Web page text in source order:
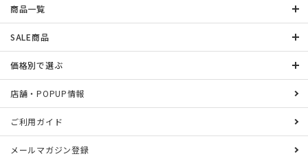
商品一覧
SALE商品
価格別で選ぶ
店舗・POPUP情報
ご利用ガイド
メールマガジン登録